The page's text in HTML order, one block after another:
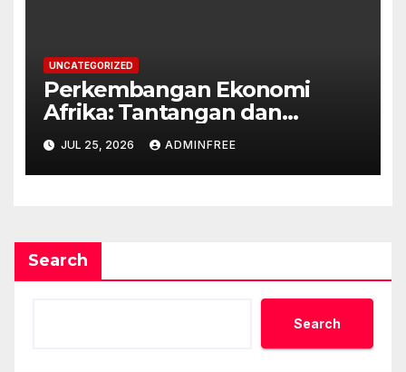
UNCATEGORIZED
Perkembangan Ekonomi
Afrika: Tantangan dan
Peluang
JUL 25, 2026 ADMINFREE
Search
Search